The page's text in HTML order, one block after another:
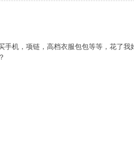
机，项链，高档衣服包包等等，花了我